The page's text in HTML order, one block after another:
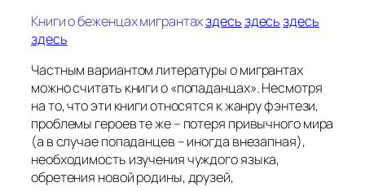
Книги о беженцах мигрантахздесьздесьздесь
здесь
Частным вариантом литературы о мигрантах
можно считать книги о «попаданцах». Несмотря
на то, что эти книги относятся к жанру фэнтези,
проблемы героев те же – потеря привычного мира
(а в случае попаданцев – иногда внезапная),
необходимость изучения чуждого языка,
обретения новой родины, друзей,